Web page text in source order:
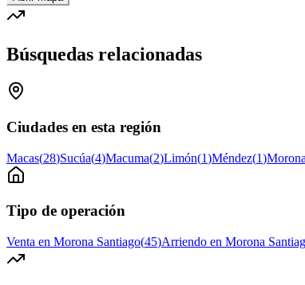
Búsquedas relacionadas
Ciudades en esta región
Macas(28)Sucúa(4)Macuma(2)Limón(1)Méndez(1)Morona
Tipo de operación
Venta en Morona Santiago(45)Arriendo en Morona